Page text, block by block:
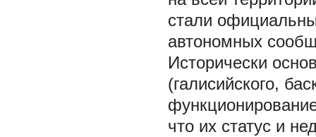
стали
автономных
Исторически
(галисийского,
что их статус и